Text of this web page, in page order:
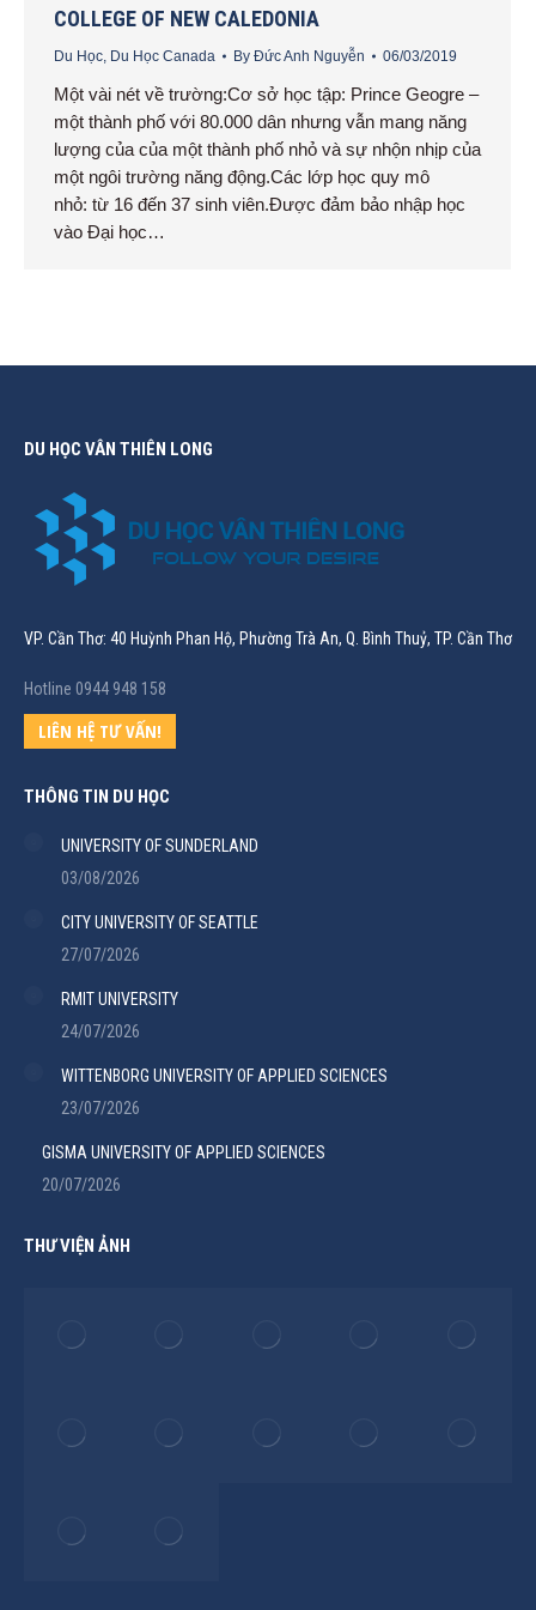
COLLEGE OF NEW CALEDONIA
Du Học, Du Học Canada By Đức Anh Nguyễn 06/03/2019
Một vài nét về trường:Cơ sở học tập: Prince Geogre –
một thành phố với 80.000 dân nhưng vẫn mang năng
lượng của của một thành phố nhỏ và sự nhộn nhịp của
một ngôi trường năng động.Các lớp học quy mô
nhỏ: từ 16 đến 37 sinh viên.Được đảm bảo nhập học
vào Đại học…
DU HỌC VÂN THIÊN LONG
VP. Cần Thơ: 40 Huỳnh Phan Hộ, Phường Trà An, Q. Bình Thuỷ, TP. Cần Thơ
Hotline 0944 948 158
LIÊN HỆ TƯ VẤN!
THÔNG TIN DU HỌC
UNIVERSITY OF SUNDERLAND
03/08/2026
CITY UNIVERSITY OF SEATTLE
27/07/2026
RMIT UNIVERSITY
24/07/2026
WITTENBORG UNIVERSITY OF APPLIED SCIENCES
23/07/2026
GISMA UNIVERSITY OF APPLIED SCIENCES
20/07/2026
THƯ VIỆN ẢNH